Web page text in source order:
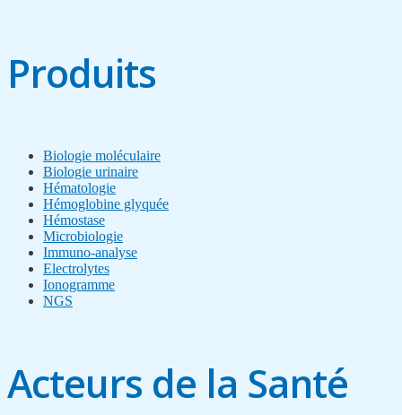
Produits
Biologie moléculaire
Biologie urinaire
Hématologie
Hémoglobine glyquée
Hémostase
Microbiologie
Immuno-analyse
Electrolytes
Ionogramme
NGS
Acteurs de la Santé